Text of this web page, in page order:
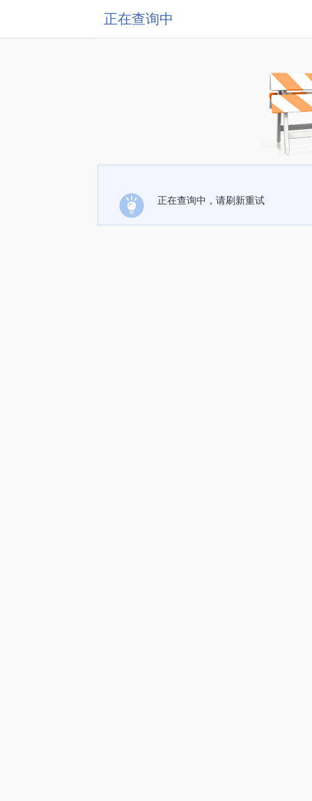
正在查询中
正在查询中，请刷新重试